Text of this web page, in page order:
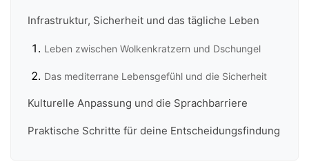
Infrastruktur, Sicherheit und das tägliche Leben
Leben zwischen Wolkenkratzern und Dschungel
Das mediterrane Lebensgefühl und die Sicherheit
Kulturelle Anpassung und die Sprachbarriere
Praktische Schritte für deine Entscheidungsfindung